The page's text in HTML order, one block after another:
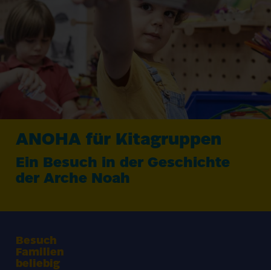
ANOHA für Kitagruppen
Ein Besuch in der Geschichte
der Arche Noah
Besuch
Familien
beliebig